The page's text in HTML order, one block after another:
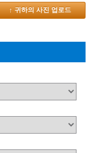
↑ 귀하의 사진 업로드